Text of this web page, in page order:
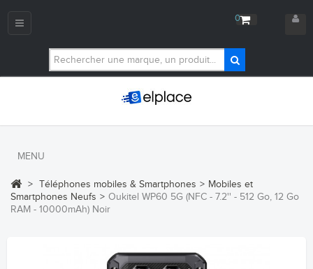
0
Navigation
MENU
> Téléphones mobiles & Smartphones > Mobiles et
Smartphones Neufs > Oukitel WP60 5G (NFC - 7.2'' - 512 Go, 12 Go
RAM - 10000mAh) Noir